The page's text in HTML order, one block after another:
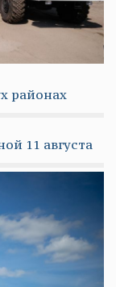
районах
11 августа